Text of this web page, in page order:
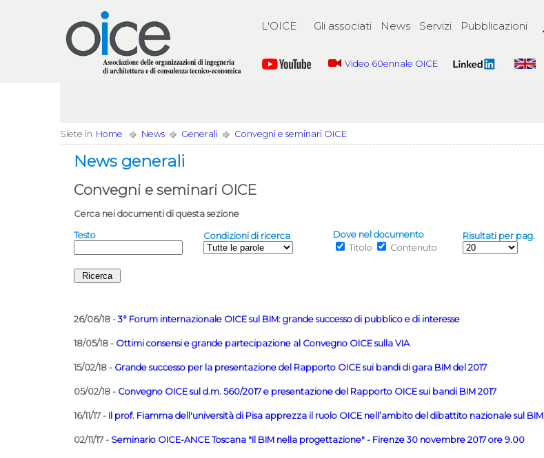
L'OICE Gli associati News Servizi Pubblicazioni
Video 60ennale OICE
Siete in Home News Generali Convegni e seminari OICE
News generali
Convegni e seminari OICE
Cerca nei documenti di questa sezione
Testo Condizioni di ricerca
Dove nel documento
Titolo
Contenuto
Risultati per pag.
26/06/18 -3° Forum internazionale OICE sul BIM: grande successo di pubblico e di interesse
18/05/18 - Ottimi consensi e grande partecipazione al Convegno OICE sulla VIA
15/02/18 - Grande successo per la presentazione del Rapporto OICE sui bandi di gara BIM del 2017
05/02/18 - Convegno OICE sul d.m. 560/2017 e presentazione del Rapporto OICE sui bandi BIM 2017
16/11/17 - Il prof. Fiamma dell'università di Pisa apprezza il ruolo OICE nell’ambito del dibattito nazionale sul BIM
02/11/17 - Seminario OICE-ANCE Toscana "Il BIM nella progettazione" - Firenze 30 novembre 2017 ore 9.00